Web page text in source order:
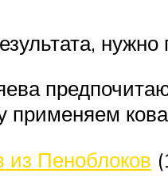
применяем
из Пеноблоков